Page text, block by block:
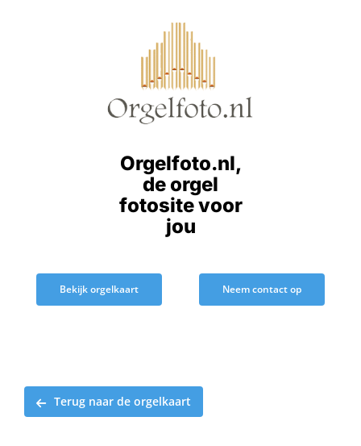
Orgelfoto.nl,
de orgel
fotosite voor
jou
Bekijk orgelkaart Neem contact op
Terug naar de orgelkaart